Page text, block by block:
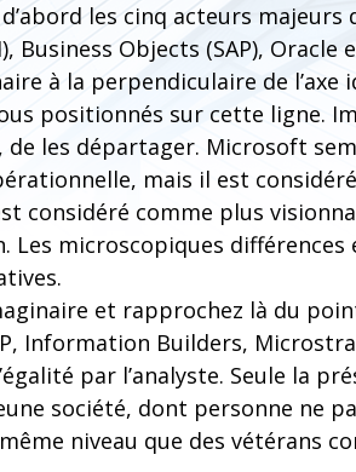
les cinq acteurs majeurs
Business Objects (SAP), Oracle
à la perpendiculaire de l’axe
positionnés sur cette ligne.
de les départager. Microsoft
mais il est
considéré comme plus
Les microscopiques
et rapprochez là du
Information Builders,
par l’analyste. Seule la
société, dont personne ne
niveau que des vétérans